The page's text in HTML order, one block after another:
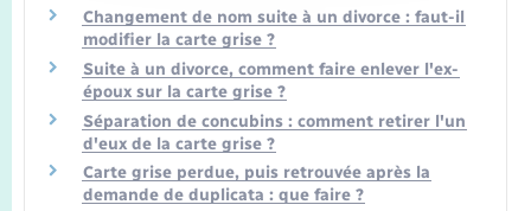
Changement de nom suite à un divorce : faut-il
modifier la carte grise ?
Suite à un divorce, comment faire enlever l'ex-
époux sur la carte grise ?
Séparation de concubins : comment retirer l'un
d'eux de la carte grise ?
Carte grise perdue, puis retrouvée après la
demande de duplicata : que faire ?